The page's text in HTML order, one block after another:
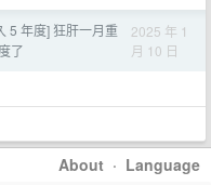
5 年度] 狂肝一月重
了
2025 年 1
月 10 日
About · Language